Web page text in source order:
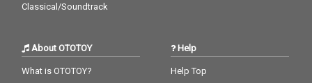
Classical/Soundtrack
About OTOTOY
What is OTOTOY?
Help
Help Top